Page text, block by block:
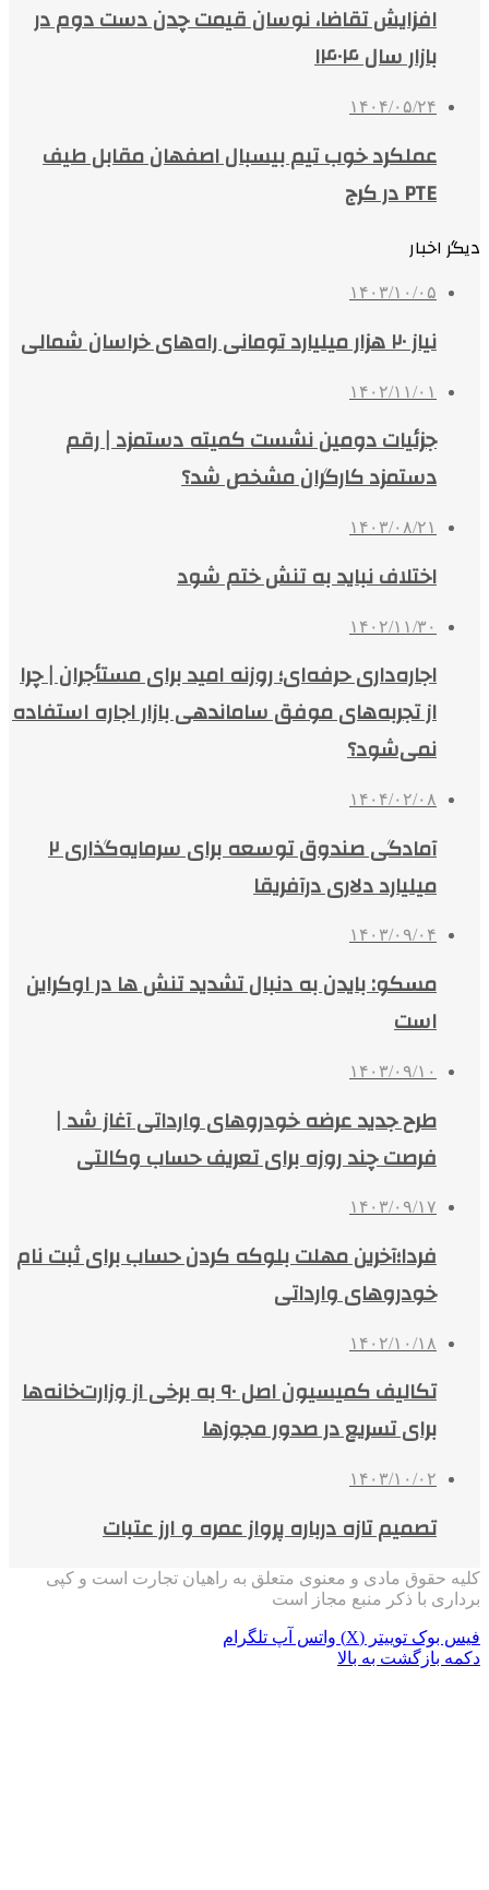
افزایش تقاضا، نوسان قیمت چدن دست دوم در
بازار سال ۱۴۰۴
۱۴۰۴/۰۵/۲۴
عملکرد خوب تیم بیسبال اصفهان مقابل طیف
PTE در کرج
دیگر اخبار
۱۴۰۳/۱۰/۰۵
نیاز ۲۰ هزار میلیارد تومانی راه‌های خراسان شمالی
۱۴۰۲/۱۱/۰۱
جزئیات دومین نشست کمیته دستمزد | رقم
دستمزد کارگران مشخص شد؟
۱۴۰۳/۰۸/۲۱
اختلاف نباید به تنش ختم شود
۱۴۰۲/۱۱/۳۰
اجاره‌داری حرفه‌ای؛ روزنه امید برای مستأجران | چرا
از تجربه‌های موفق ساماندهی بازار اجاره استفاده
نمی‌شود؟
۱۴۰۴/۰۲/۰۸
آمادگی صندوق توسعه برای سرمایه‌گذاری ۲
میلیارد دلاری درآفریقا
۱۴۰۳/۰۹/۰۴
مسکو: بایدن به دنبال تشدید تنش ها در اوکراین
است
۱۴۰۳/۰۹/۱۰
طرح جدید عرضه خودروهای وارداتی آغاز شد |
فرصت چند روزه برای تعریف حساب وکالتی
۱۴۰۳/۰۹/۱۷
فردا؛آخرین مهلت بلوکه کردن حساب برای ثبت نام
خودروهای وارداتی
۱۴۰۲/۱۰/۱۸
تکالیف کمیسیون اصل ۹۰ به برخی از وزارت‌خانه‌ها
برای تسریع در صدور مجوزها
۱۴۰۳/۱۰/۰۲
تصمیم‌ تازه درباره پرواز عمره و ارز عتبات
کلیه حقوق مادی و معنوی متعلق به راهیان تجارت است و کپی
برداری با ذکر منبع مجاز است
فیس بوک توییتر (X) واتس آپ تلگرام
دکمه بازگشت به بالا